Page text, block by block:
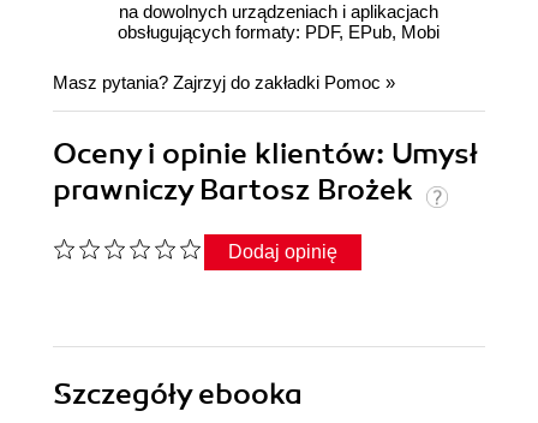
na dowolnych urządzeniach i aplikacjach
obsługujących formaty: PDF, EPub, Mobi
Masz pytania? Zajrzyj do zakładki Pomoc »
Oceny i opinie klientów: Umysł
prawniczy Bartosz Brożek
Dodaj opinię
Szczegółyebooka